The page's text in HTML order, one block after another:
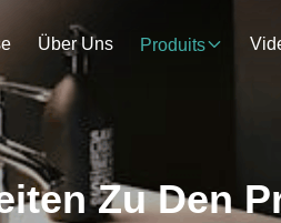
Über Uns Produits
Zu Den